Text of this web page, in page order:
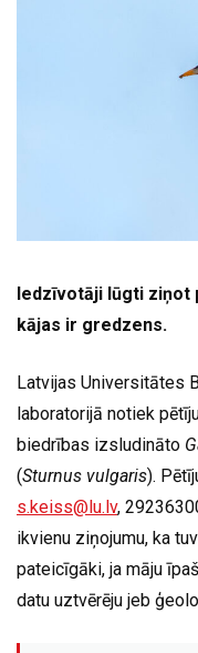
Iedzīvotāji lūgti ziņot
kājas ir gredzens.
Latvijas Universitātes
laboratorijā notiek
biedrības izsludināto
(Sturnus vulgaris).
s.keiss@lu.lv,
ikvienu ziņojumu, ka
pateicīgāki, ja māju
datu uztvērēju jeb